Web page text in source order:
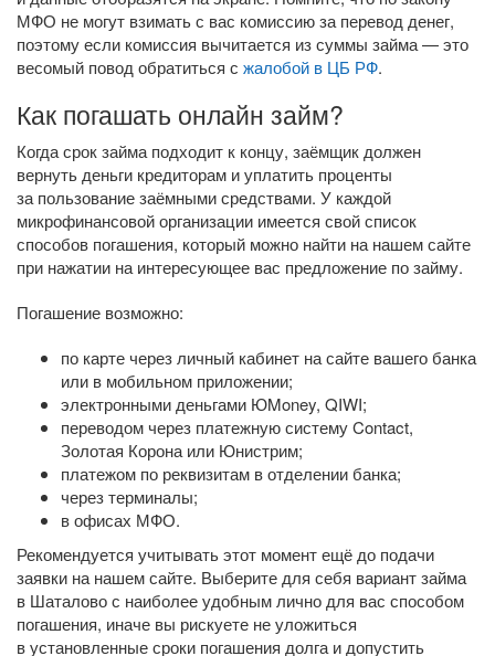
МФО не могут взимать с вас комиссию за перевод денег,
поэтому если комиссия вычитается из суммы займа — это
весомый повод обратиться с жалобой в ЦБ РФ.
Как погашать онлайн займ?
Когда срок займа подходит к концу, заёмщик должен
вернуть деньги кредиторам и уплатить проценты
за пользование заёмными средствами. У каждой
микрофинансовой организации имеется свой список
способов погашения, который можно найти на нашем сайте
при нажатии на интересующее вас предложение по займу.
Погашение возможно:
по карте через личный кабинет на сайте вашего банка
или в мобильном приложении;
электронными деньгами ЮMoney, QIWI;
переводом через платежную систему Contact,
Золотая Корона или Юнистрим;
платежом по реквизитам в отделении банка;
через терминалы;
в офисах МФО.
Рекомендуется учитывать этот момент ещё до подачи
заявки на нашем сайте. Выберите для себя вариант займа
в Шаталово с наиболее удобным лично для вас способом
погашения, иначе вы рискуете не уложиться
в установленные сроки погашения долга и допустить